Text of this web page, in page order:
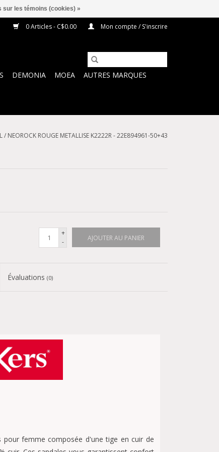
0 Articles - C$0.00 Mon compte / S'inscrire
DEMONIA MOEA
AUTRES MARQUES
/ NEOROCK ROUGE METALLISE K2222R - 22E894961-50+43
+
-
AJOUTER AU PANIER
Évaluations(0)
femme composée d'une tige en cuir de
sur les témoins (cookies) »